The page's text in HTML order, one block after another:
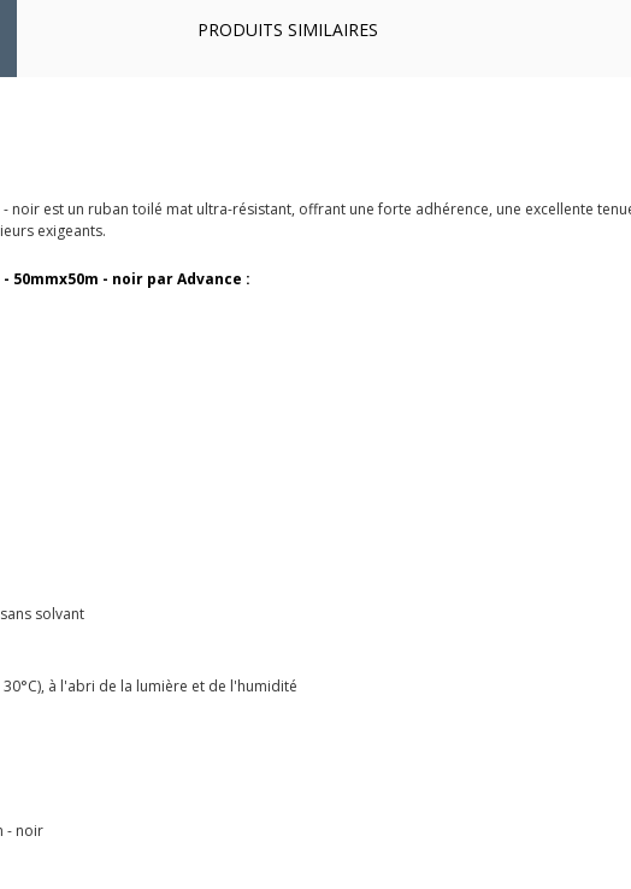
PRODUITS SIMILAIRES
noir est un ruban toilé mat ultra-résistant, offrant une forte adhérence, une excellente
exigeants.
- noir par Advance :
solvant
à l'abri de la lumière et de l'humidité
- noir